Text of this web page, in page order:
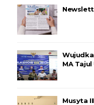
MA
Musyta